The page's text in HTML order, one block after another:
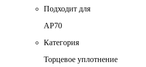
Подходит для
AP70
Категория
Торцевое уплотнение